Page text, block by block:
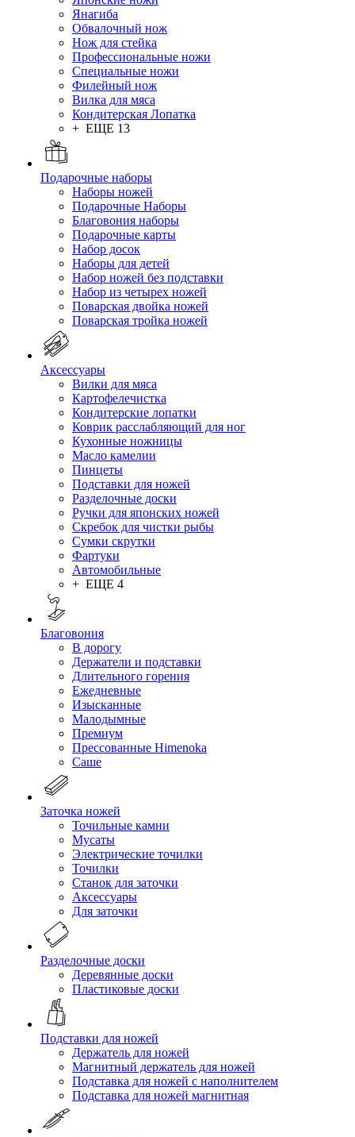
Янагиба
Обвалочный нож
Нож для стейка
Профессиональные ножи
Специальные ножи
Филейный нож
Вилка для мяса
Кондитерская Лопатка
+ ЕЩЕ 13
Подарочные наборы
Наборы ножей
Подарочные Наборы
Благовония наборы
Подарочные карты
Набор досок
Наборы для детей
Набор ножей без подставки
Набор из четырех ножей
Поварская двойка ножей
Поварская тройка ножей
Аксессуары
Вилки для мяса
Картофелечистка
Кондитерские лопатки
Коврик расслабляющий для ног
Кухонные ножницы
Масло камелии
Пинцеты
Подставки для ножей
Разделочные доски
Ручки для японских ножей
Скребок для чистки рыбы
Сумки скрутки
Фартуки
Автомобильные
+ ЕЩЕ 4
Благовония
В дорогу
Держатели и подставки
Длительного горения
Ежедневные
Изысканные
Малодымные
Премиум
Прессованные Himenoka
Саше
Заточка ножей
Точильные камни
Мусаты
Электрические точилки
Точилки
Станок для заточки
Аксессуары
Для заточки
Разделочные доски
Деревянные доски
Пластиковые доски
Подставки для ножей
Держатель для ножей
Магнитный держатель для ножей
Подставка для ножей с наполнителем
Подставка для ножей магнитная